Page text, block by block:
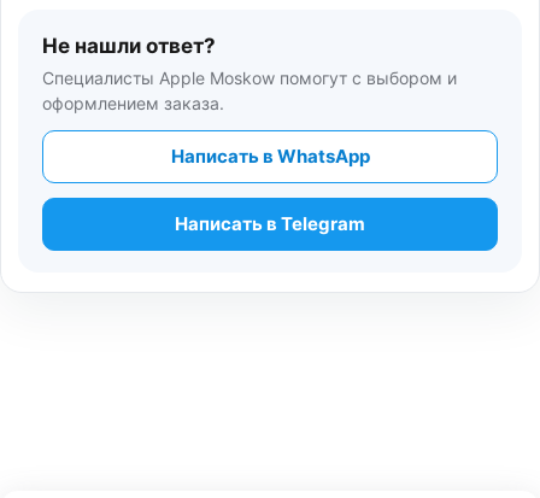
Не нашли ответ?
Специалисты Apple Moskow помогут с выбором и
оформлением заказа.
Написать в WhatsApp
Написать в Telegram